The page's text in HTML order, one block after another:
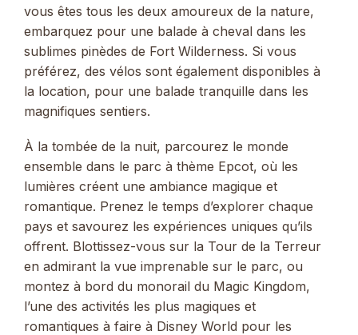
vous êtes tous les deux amoureux de la nature,
embarquez pour une balade à cheval dans les
sublimes pinèdes de Fort Wilderness. Si vous
préférez, des vélos sont également disponibles à
la location, pour une balade tranquille dans les
magnifiques sentiers.
À la tombée de la nuit, parcourez le monde
ensemble dans le parc à thème Epcot, où les
lumières créent une ambiance magique et
romantique. Prenez le temps d’explorer chaque
pays et savourez les expériences uniques qu’ils
offrent. Blottissez-vous sur la Tour de la Terreur
en admirant la vue imprenable sur le parc, ou
montez à bord du monorail du Magic Kingdom,
l’une des activités les plus magiques et
romantiques à faire à Disney World pour les